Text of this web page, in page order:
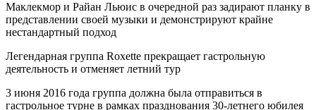
Маклекмор и Райан Льюис в очередной раз задирают планку в
представлении своей музыки и демонстрируют крайне
нестандартный подход
Легендарная группа Roxette прекращает гастрольную
деятельность и отменяет летний тур
3 июня 2016 года группа должна была отправиться в
гастрольное турне в рамках празднования 30-летнего юбилея